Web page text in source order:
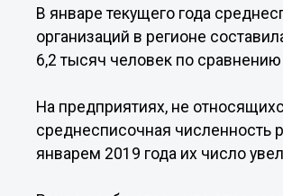
В январе текущего года
организаций в регионе
6,2 тысяч человек по
На предприятиях, не
среднесписочная численность
январем 2019 года их число